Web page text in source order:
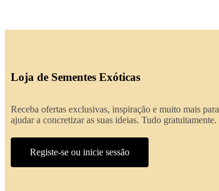
Loja de Sementes Exóticas
Receba ofertas exclusivas, inspiração e muito mais para
ajudar a concretizar as suas ideias. Tudo gratuitamente.
Registe-se ou inicie sessão